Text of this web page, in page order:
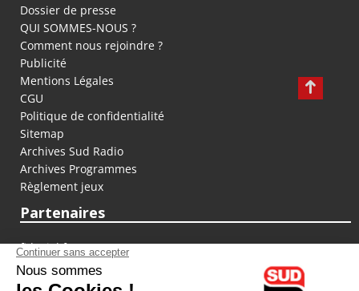
Dossier de presse
QUI SOMMES-NOUS ?
Comment nous rejoindre ?
Publicité
Mentions Légales
CGU
Politique de confidentialité
Sitemap
Archives Sud Radio
Archives Programmes
Règlement jeux
Partenaires
fiducial.fr
lyoncapitale.fr